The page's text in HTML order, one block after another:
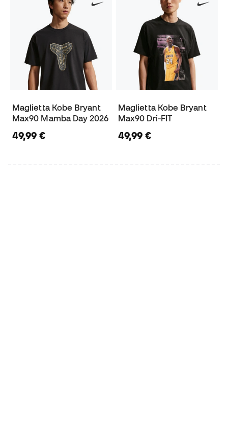
Maglietta Kobe Bryant
Max90 Mamba Day 2026
49,99 €
Maglietta Kobe Bryant
Max90 Dri-FIT
49,99 €